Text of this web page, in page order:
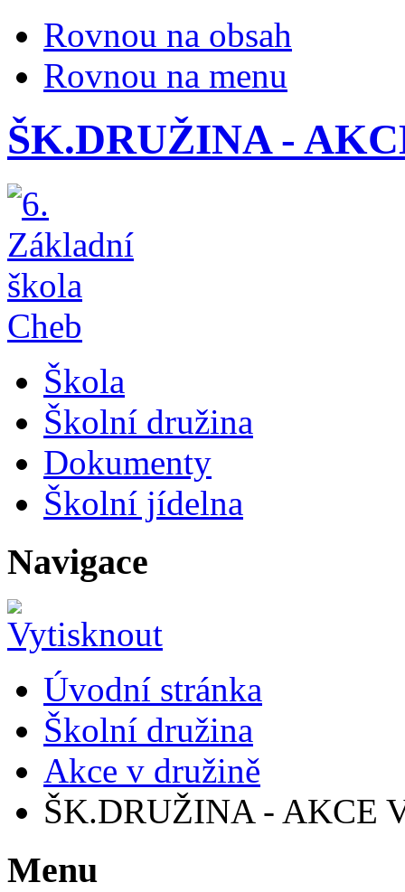
Rovnou na obsah
Rovnou na menu
ŠK.DRUŽINA -
Škola
Školní družina
Dokumenty
Školní jídelna
Navigace
Úvodní stránka
Školní družina
Akce v družině
ŠK.DRUŽINA - AKCE
Menu